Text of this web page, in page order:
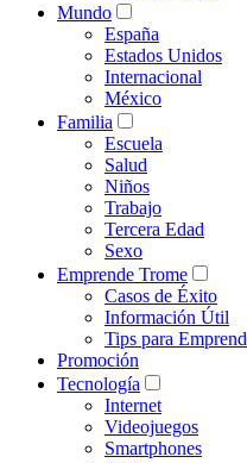
Mundo
España
Estados Unidos
Internacional
México
Familia
Escuela
Salud
Niños
Trabajo
Tercera Edad
Sexo
Emprende Trome
Casos de Éxito
Información Útil
Tips para
Promoción
Tecnología
Internet
Videojuegos
Smartphones